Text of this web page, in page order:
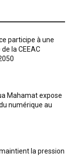
participe à une
la CEEAC
Mahamat expose
numérique au
maintient la pression